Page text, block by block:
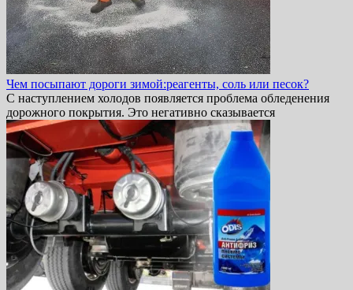
Чем посыпают дороги зимой:реагенты, соль или песок?
С наступлением холодов появляется проблема обледенения
дорожного покрытия. Это негативно сказывается